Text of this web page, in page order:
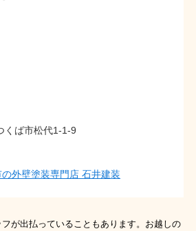
くば市松代1-1-9
外壁塗装専門店 石井建装
が出払っていることもあります。お越しの